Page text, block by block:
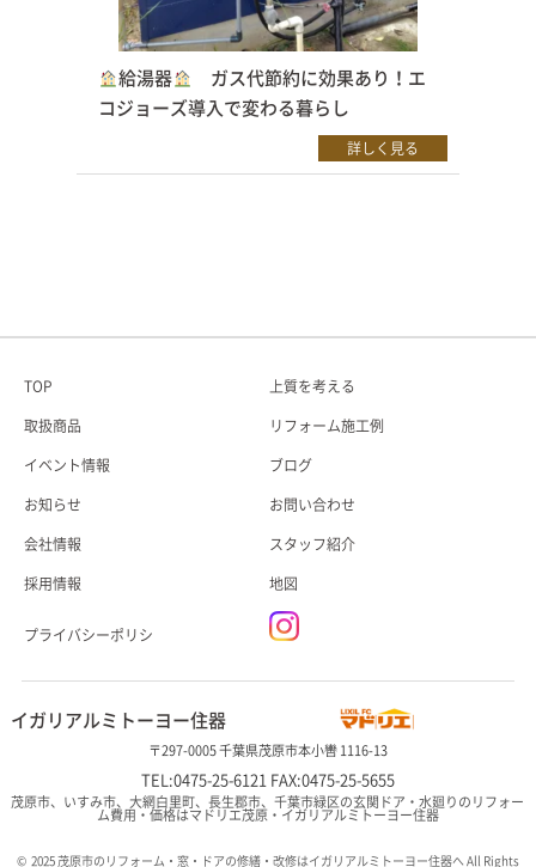
給湯器
ガス代節約に効果あり！エ
コジョーズ導入で変わる暮らし
詳しく見る
TOP 上質を考える
取扱商品 リフォーム施工例
イベント情報 ブログ
お知らせ お問い合わせ
会社情報 スタッフ紹介
採用情報 地図
プライバシーポリシ
イガリアルミトーヨー住器
〒297-0005 千葉県茂原市本小轡 1116-13
TEL:0475-25-6121 FAX:0475-25-5655
茂原市、いすみ市、大網白里町、長生郡市、千葉市緑区の玄関ドア・水廻りのリフォー
ム費用・価格はマドリエ茂原・イガリアルミトーヨー住器
© 2025 茂原市のリフォーム・窓・ドアの修繕・改修はイガリアルミトーヨー住器へ All Rights